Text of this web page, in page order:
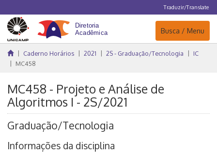
Traduzir/Translate
Navegação
Busca / Menu
Caderno Horários 2021 2S - Graduação/Tecnologia
IC
MC458
MC458 - Projeto e Análise de
Algoritmos I - 2S/2021
Graduação/Tecnologia
Informações da disciplina